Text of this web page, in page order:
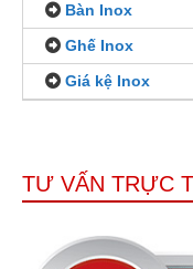
Bàn Inox
Ghế Inox
Giá kệ Inox
TƯ VẤN TRỰC